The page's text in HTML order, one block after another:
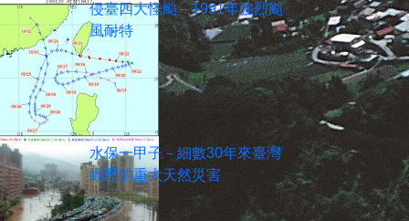
侵臺四大怪颱－1991年強烈颱
風耐特
水保一甲子－細數30年來臺灣
經歷的重大天然災害